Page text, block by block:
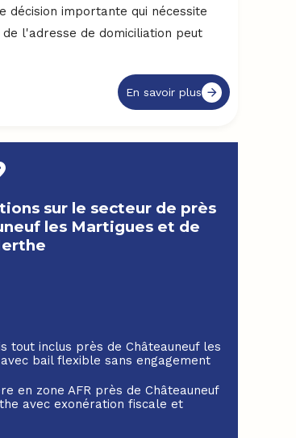
décision importante qui nécessite
l'adresse de domiciliation peut
En savoir plus
sur le secteur de près
les Martigues et de
tout inclus près de Châteauneuf les
bail flexible sans engagement
en zone AFR près de Châteauneuf
avec exonération fiscale et